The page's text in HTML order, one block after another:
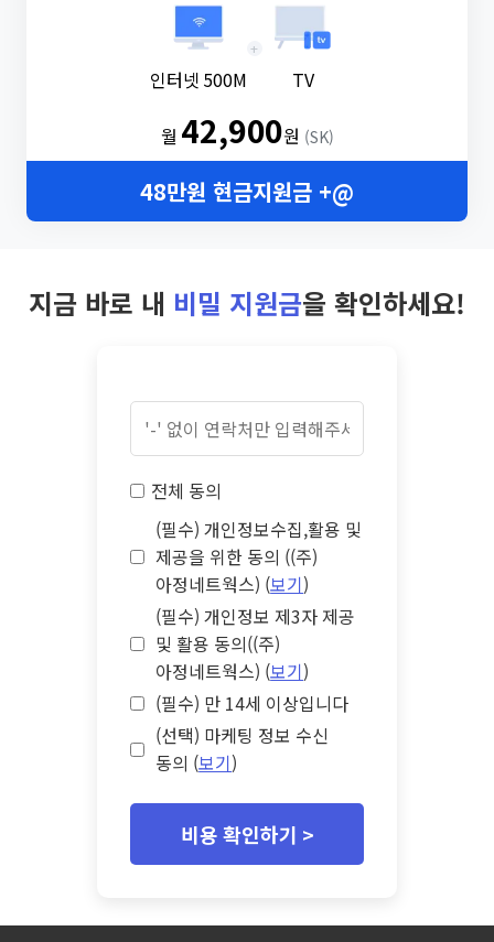
인터넷 500M
+
TV
월 42,900원 (SK)
48만원 현금지원금 +@
지금 바로 내 비밀 지원금을 확인하세요!
전체 동의
(필수) 개인정보수집,활용 및
제공을 위한 동의 ((주)
아정네트웍스) (보기)
(필수) 개인정보 제3자 제공
및 활용 동의((주)
아정네트웍스) (보기)
(필수) 만 14세 이상입니다
(선택) 마케팅 정보 수신
동의 (보기)
비용 확인하기 >